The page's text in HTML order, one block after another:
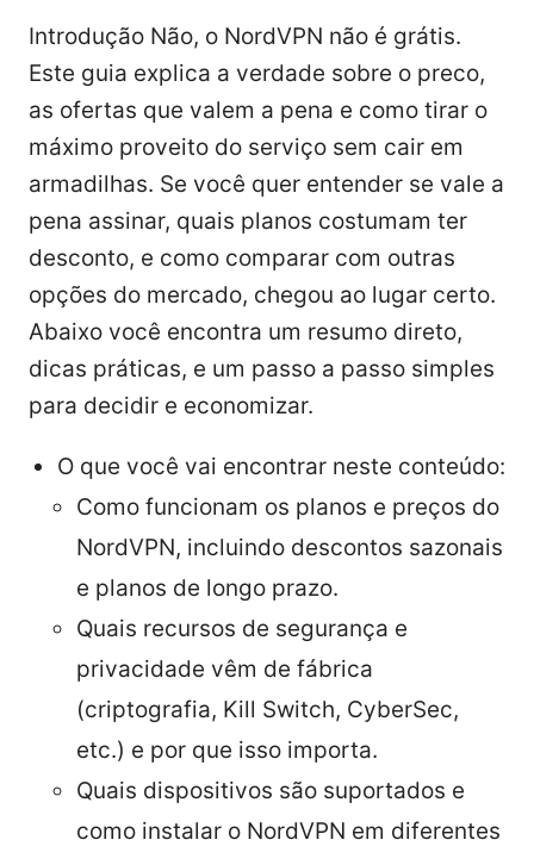
Introdução Não, o NordVPN não é grátis.
Este guia explica a verdade sobre o preco,
as ofertas que valem a pena e como tirar o
máximo proveito do serviço sem cair em
armadilhas. Se você quer entender se vale a
pena assinar, quais planos costumam ter
desconto, e como comparar com outras
opções do mercado, chegou ao lugar certo.
Abaixo você encontra um resumo direto,
dicas práticas, e um passo a passo simples
para decidir e economizar.
O que você vai encontrar neste conteúdo:
Como funcionam os planos e preços do
NordVPN, incluindo descontos sazonais
e planos de longo prazo.
Quais recursos de segurança e
privacidade vêm de fábrica
(criptografia, Kill Switch, CyberSec,
etc.) e por que isso importa.
Quais dispositivos são suportados e
como instalar o NordVPN em diferentes